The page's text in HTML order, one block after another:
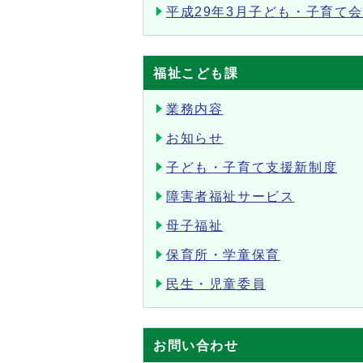
平成29年3月子ども・子育て
福祉こども課
業務内容
お知らせ
子ども・子育て支援新制度
障害者福祉サービス
母子福祉
保育所・学童保育
民生・児童委員
お問い合わせ